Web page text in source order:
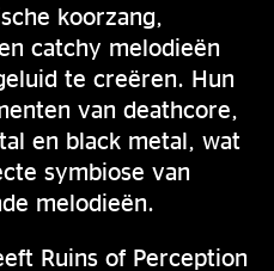
koorzang,
catchy melodieën
te creëren. Hun
van deathcore,
en black metal, wat
symbiose van
melodieën.
Ruins of Perception